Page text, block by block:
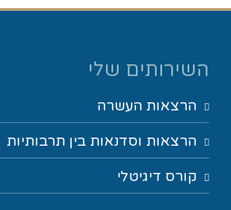
השירותים שלי
הרצאות העשרה
הרצאות וסדנאות בין תרבותיות
קורס דיגיטלי